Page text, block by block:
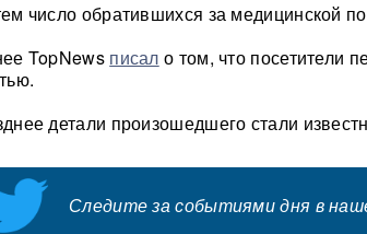
число обратившихся за медицинской
TopNews писал о том, что посетители
детали произошедшего стали
Следите за событиями дня в